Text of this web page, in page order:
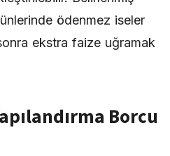
ödenmez iseler
sonra ekstra faize uğramak
Borcu